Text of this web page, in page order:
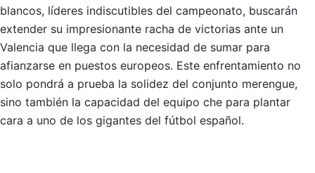
blancos, líderes indiscutibles del campeonato, buscarán
extender su impresionante racha de victorias ante un
Valencia que llega con la necesidad de sumar para
afianzarse en puestos europeos. Este enfrentamiento no
solo pondrá a prueba la solidez del conjunto merengue,
sino también la capacidad del equipo che para plantar
cara a uno de los gigantes del fútbol español.